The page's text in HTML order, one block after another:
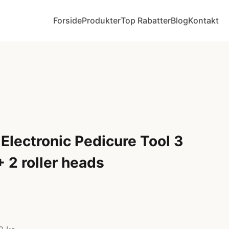
ForsideProdukterTop RabatterBlogKontakt
Pedicure Tool 3
2 roller heads